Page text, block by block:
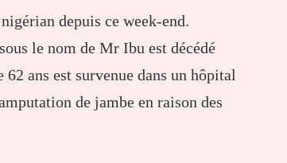
depuis ce week-end.
le nom de Mr Ibu est décédé
ans est survenue dans un hôpital
de jambe en raison des